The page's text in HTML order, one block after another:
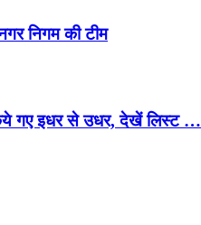
निगम की टीम
गए इधर से उधर, देखें लिस्ट …